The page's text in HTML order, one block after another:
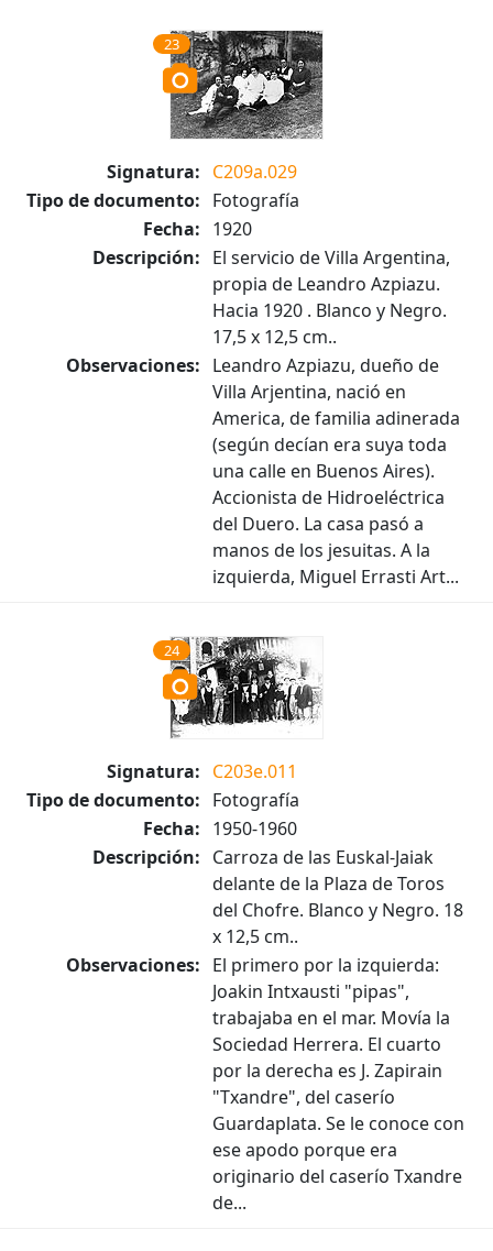
23
Signatura: C209a.029
Tipo de documento: Fotografía
Fecha: 1920
Descripción: El servicio de Villa Argentina,
propia de Leandro Azpiazu.
Hacia 1920 . Blanco y Negro.
17,5 x 12,5 cm..
Observaciones: Leandro Azpiazu, dueño de
Villa Arjentina, nació en
America, de familia adinerada
(según decían era suya toda
una calle en Buenos Aires).
Accionista de Hidroeléctrica
del Duero. La casa pasó a
manos de los jesuitas. A la
izquierda, Miguel Errasti Art...
24
Signatura: C203e.011
Tipo de documento: Fotografía
Fecha: 1950-1960
Descripción: Carroza de las Euskal-Jaiak
delante de la Plaza de Toros
del Chofre. Blanco y Negro. 18
x 12,5 cm..
Observaciones: El primero por la izquierda:
Joakin Intxausti "pipas",
trabajaba en el mar. Movía la
Sociedad Herrera. El cuarto
por la derecha es J. Zapirain
"Txandre", del caserío
Guardaplata. Se le conoce con
ese apodo porque era
originario del caserío Txandre
de...